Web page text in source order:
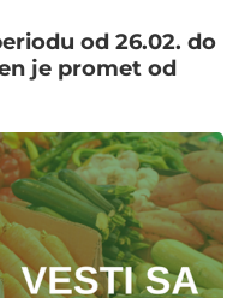
od 26.02. do
je promet od